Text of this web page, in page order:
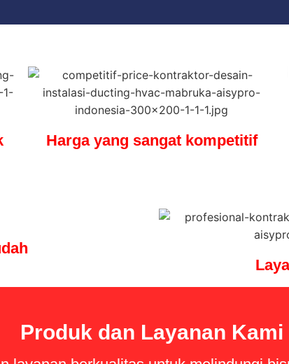
Harga yang sangat kompetitif
Produk dan Layanan Kami